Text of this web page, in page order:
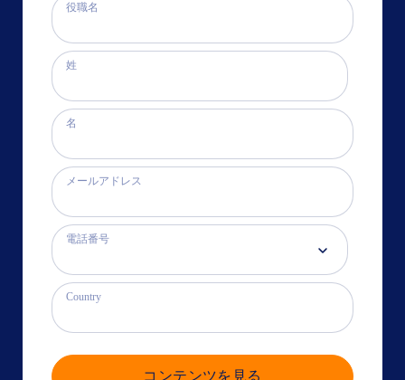
役職名
姓
名
メールアドレス
電話番号
Country
コンテンツを見る